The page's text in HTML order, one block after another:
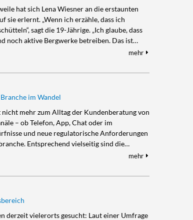
hat sich Lena Wiesner an die erstaunten
sie erlernt. „Wenn ich erzähle, dass ich
sagt die 19-Jährige. „Ich glaube, dass
noch aktive Bergwerke betreiben. Das ist…
mehr
im Wandel
mehr zum Alltag der Kundenberatung von
– ob Telefon, App, Chat oder im
und neue regulatorische Anforderungen
Entsprechend vielseitig sind die…
mehr
derzeit vielerorts gesucht: Laut einer Umfrage